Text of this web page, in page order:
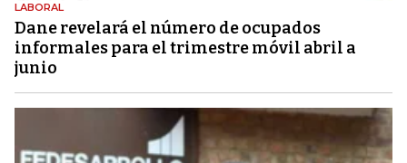
LABORAL
Dane revelará el número de ocupados
informales para el trimestre móvil abril a
junio